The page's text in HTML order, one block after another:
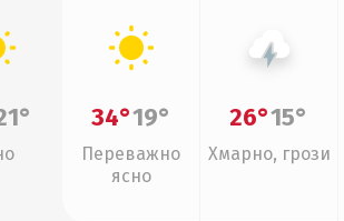
34°19°
Переважно
ясно
26°15°
Хмарно, грози